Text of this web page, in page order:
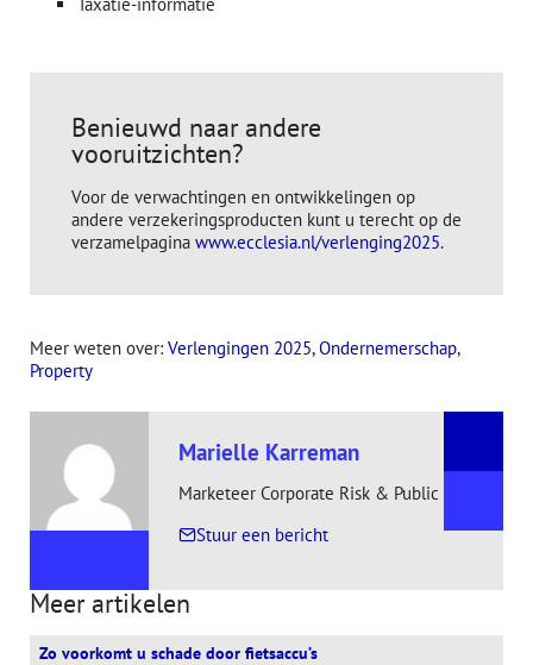
Benieuwd naar andere
vooruitzichten?
Voor de verwachtingen en ontwikkelingen op
andere verzekeringsproducten kunt u terecht op de
verzamelpagina www.ecclesia.nl/verlenging2025.
Meer weten over: Verlengingen 2025, Ondernemerschap,
Property
Marielle Karreman
Marketeer Corporate Risk & Public
Stuur een bericht
, naar Marielle Karreman
Meer artikelen
Zo voorkomt u schade door fietsaccu’s